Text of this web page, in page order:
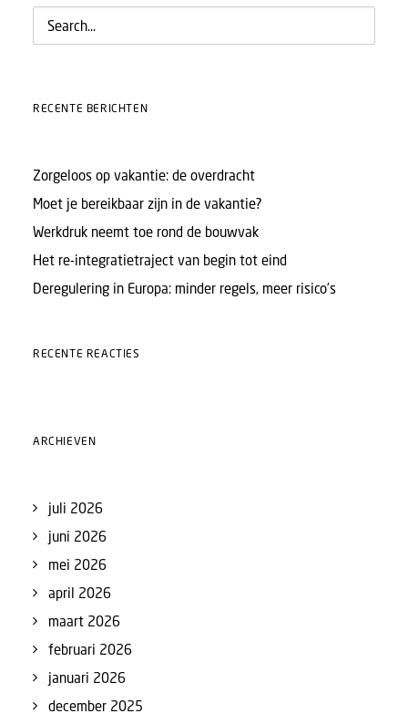
RECENTE BERICHTEN
Zorgeloos op vakantie: de overdracht
Moet je bereikbaar zijn in de vakantie?
Werkdruk neemt toe rond de bouwvak
Het re-integratietraject van begin tot eind
Deregulering in Europa: minder regels, meer risico’s
RECENTE REACTIES
ARCHIEVEN
juli 2026
juni 2026
mei 2026
april 2026
maart 2026
februari 2026
januari 2026
december 2025